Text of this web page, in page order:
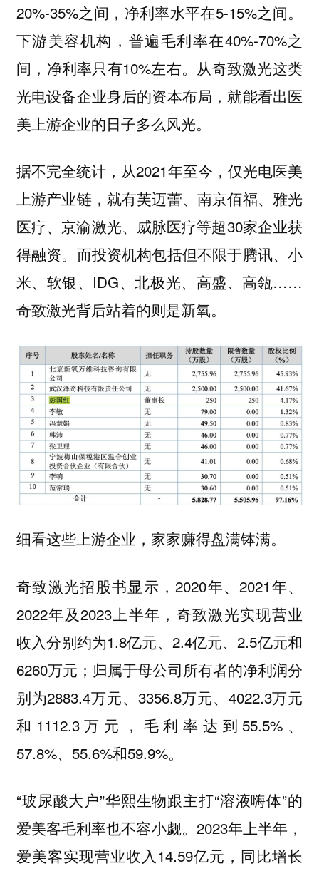
20%-35%之间，净利率水平在5-15%之间。
下游美容机构，普遍毛利率在40%-70%之
间，净利率只有10%左右。从奇致激光这类
光电设备企业身后的资本布局，就能看出医
美上游企业的日子多么风光。
据不完全统计，从2021年至今，仅光电医美
上游产业链，就有芙迈蕾、南京佰福、雅光
医疗、京渝激光、威脉医疗等超30家企业获
得融资。而投资机构包括但不限于腾讯、小
米、软银、IDG、北极光、高盛、高瓴……
奇致激光背后站着的则是新氧。
细看这些上游企业，家家赚得盘满钵满。
奇致激光招股书显示，2020年、2021年、
2022年及2023上半年，奇致激光实现营业
收入分别约为1.8亿元、2.4亿元、2.5亿元和
6260万元；归属于母公司所有者的净利润分
别为2883.4万元、3356.8万元、4022.3万元
和1112.3万元，毛利率达到55.5%、
57.8%、55.6%和59.9%。
“玻尿酸大户”华熙生物跟主打“溶液嗨体”的
爱美客毛利率也不容小觑。2023年上半年，
爱美客实现营业收入14.59亿元，同比增长